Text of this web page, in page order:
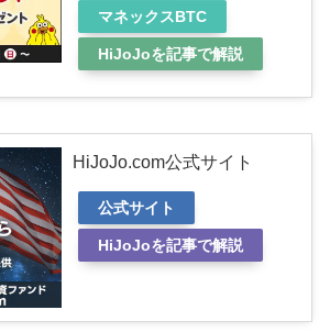
マネックスBTC
HiJoJoを記事で解説
HiJoJo.com公式サイト
公式サイト
HiJoJoを記事で解説